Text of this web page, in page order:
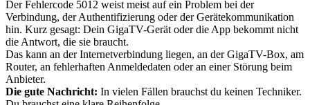
Der Fehlercode 5012 weist meist auf ein Problem bei der
Verbindung, der Authentifizierung oder der Gerätekommunikation
hin. Kurz gesagt: Dein GigaTV-Gerät oder die App bekommt nicht
die Antwort, die sie braucht.
Das kann an der Internetverbindung liegen, an der GigaTV-Box, am
Router, an fehlerhaften Anmeldedaten oder an einer Störung beim
Anbieter.
Die gute Nachricht: In vielen Fällen brauchst du keinen Techniker.